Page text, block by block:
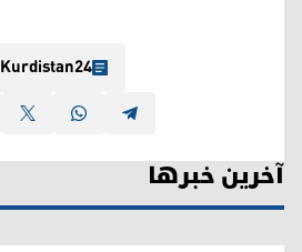
Kurdistan24
آخرین خبرها